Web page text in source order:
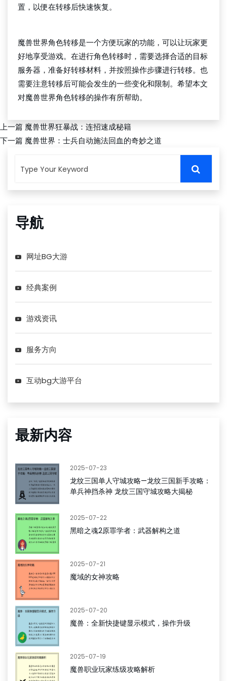
置，以便在转移后快速恢复。
魔兽世界角色转移是一个方便玩家的功能，可以让玩家更
好地享受游戏。在进行角色转移时，需要选择合适的目标
服务器，准备好转移材料，并按照操作步骤进行转移。也
需要注意转移后可能会发生的一些变化和限制。希望本文
对魔兽世界角色转移的操作有所帮助。
上一篇 魔兽世界狂暴战：连招速成秘籍
下一篇 魔兽世界：士兵自动施法回血的奇妙之道
导航
网址BG大游
经典案例
游戏资讯
服务方向
互动bg大游平台
最新内容
2025-07-23
龙纹三国单人守城攻略—龙纹三国新手攻略：
单兵神挡杀神 龙纹三国守城攻略大揭秘
2025-07-22
黑暗之魂2原罪学者：武器解构之道
2025-07-21
魔域的女神攻略
2025-07-20
魔兽：全新快捷键显示模式，操作升级
2025-07-19
魔兽职业玩家练级攻略解析